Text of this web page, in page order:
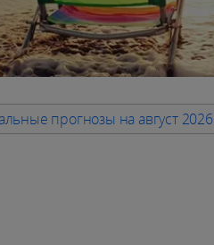
прогнозы на август 2026